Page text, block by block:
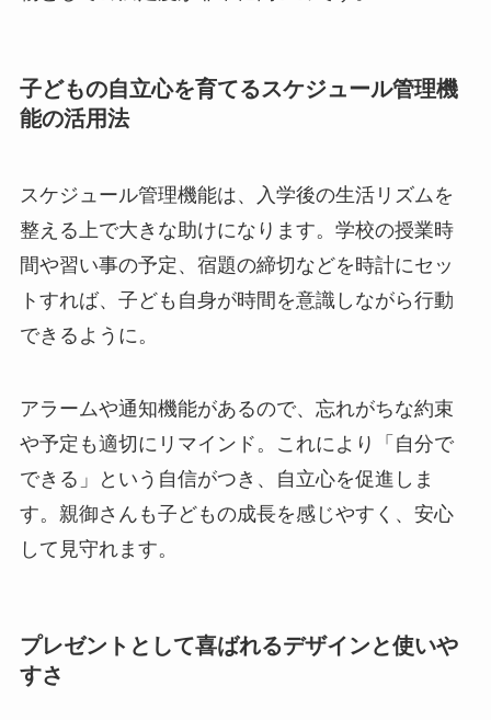
子どもの自立心を育てるスケジュール管理機
能の活用法
スケジュール管理機能は、入学後の生活リズムを
整える上で大きな助けになります。学校の授業時
間や習い事の予定、宿題の締切などを時計にセッ
トすれば、子ども自身が時間を意識しながら行動
できるように。
アラームや通知機能があるので、忘れがちな約束
や予定も適切にリマインド。これにより「自分で
できる」という自信がつき、自立心を促進しま
す。親御さんも子どもの成長を感じやすく、安心
して見守れます。
プレゼントとして喜ばれるデザインと使いや
すさ